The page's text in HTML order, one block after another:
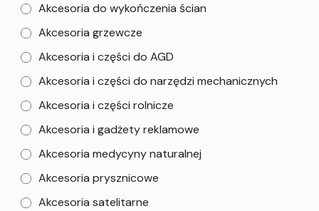
Akcesoria do wykończenia ścian
Akcesoria grzewcze
Akcesoria i części do AGD
Akcesoria i części do narzędzi mechanicznych
Akcesoria i części rolnicze
Akcesoria i gadżety reklamowe
Akcesoria medycyny naturalnej
Akcesoria prysznicowe
Akcesoria satelitarne